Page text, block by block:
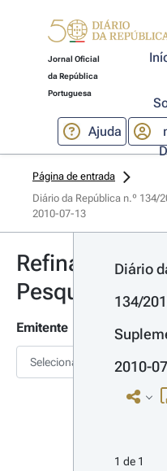
Jornal Oficial
da República
Portuguesa
Ajuda
Página de entrada
Diário da República n.º 134/
2010-07-13
Refinar
Pesquisa
Emitente
Selecionar
Diário
134/
2010-
1 de 1